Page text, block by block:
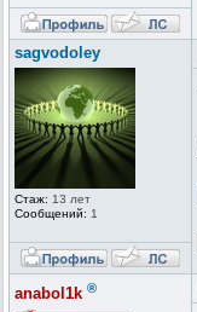
sagvodoley
Стаж: 13 лет
Сообщений: 1
anabol1k ®